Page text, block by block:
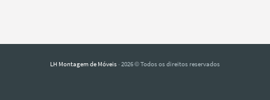
LH Montagem de Móveis · 2026 © Todos os direitos reservados